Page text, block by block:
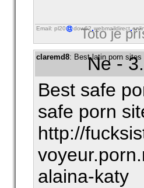
Email: pl20 dow62 webmaildirect
Toto je
claremd8: Best latin porn
Ne -
Best safe
safe porn
http://
alaina-katy